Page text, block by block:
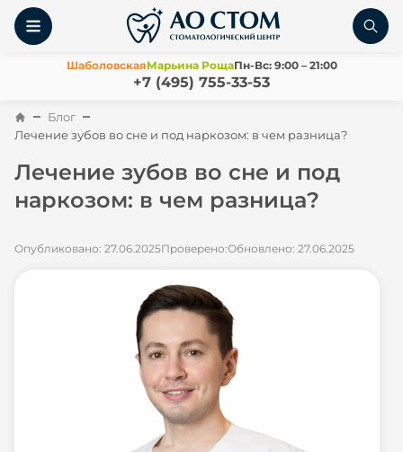
ШаболовскаяМарьина РощаПн-Вс: 9:00 – 21:00
+7 (495) 755-33-53
Блог
Лечение зубов во сне и под наркозом: в чем разница?
Лечение зубов во сне и под
наркозом: в чем разница?
Опубликовано: 27.06.2025Проверено:Обновлено: 27.06.2025